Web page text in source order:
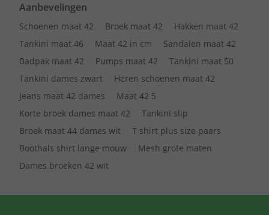
Aanbevelingen
Schoenen maat 42 Broek maat 42
Hakken maat 42
Tankini maat 46
Maat 42 in cm
Sandalen maat 42
Badpak maat 42
Pumps maat 42
Tankini maat 50
Tankini dames zwart
Heren schoenen maat 42
Jeans maat 42 dames
Maat 42 5
Korte broek dames maat 42
Tankini slip
Broek maat 44 dames wit
T shirt plus size paars
Boothals shirt lange mouw
Mesh grote maten
Dames broeken 42 wit